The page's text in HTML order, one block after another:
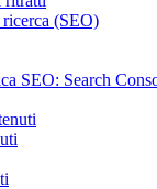
(SEO)
SEO: Search